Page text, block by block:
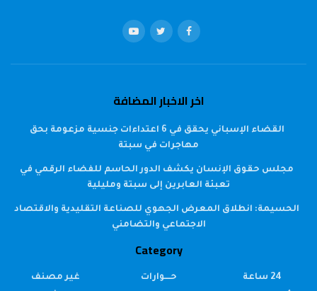
اخر الاخبار المضافة
القضاء الإسباني يحقق في 6 اعتداءات جنسية مزعومة بحق
مهاجرات في سبتة
مجلس حقوق الإنسان يكشف الدور الحاسم للفضاء الرقمي في
تعبئة العابرين إلى سبتة ومليلية
الحسيمة: انطلاق المعرض الجهوي للصناعة التقليدية والاقتصاد
الاجتماعي والتضامني
Category
24 ساعة حــــوارات غير مصنف